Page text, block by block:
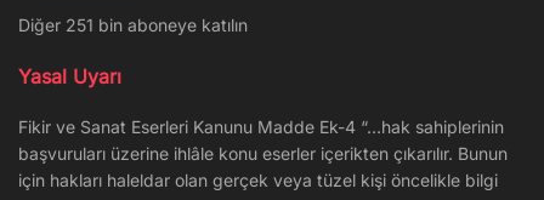
Diğer 251 bin aboneye katılın
Yasal Uyarı
Fikir ve Sanat Eserleri Kanunu Madde Ek-4 “…hak sahiplerinin
başvuruları üzerine ihlâle konu eserler içerikten çıkarılır. Bunun
için hakları haleldar olan gerçek veya tüzel kişi öncelikle bilgi